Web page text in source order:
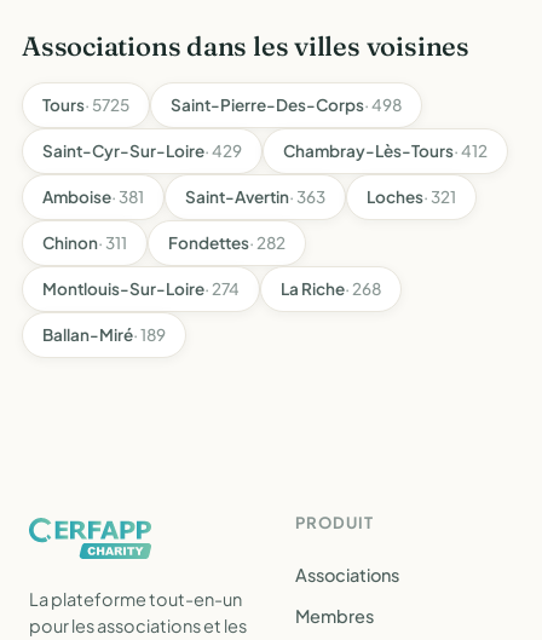
Associations dans les villes voisines
Tours· 5725 Saint-Pierre-Des-Corps· 498
Saint-Cyr-Sur-Loire· 429 Chambray-Lès-Tours· 412
Amboise· 381 Saint-Avertin· 363 Loches· 321
Chinon· 311 Fondettes· 282
Montlouis-Sur-Loire· 274 La Riche· 268
Ballan-Miré· 189
La plateforme tout-en-un
pour les associations et les
PRODUIT
Associations
Membres